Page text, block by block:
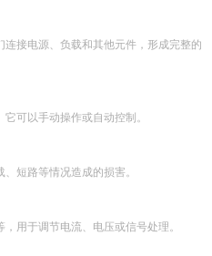
接电源、负载和其他元件，形成完整的
可以手动操作或自动控制。
短路等情况造成的损害。
用于调节电流、电压或信号处理。